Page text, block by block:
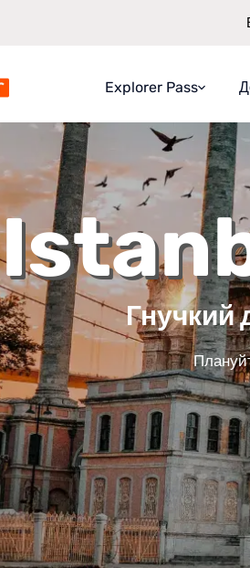
Explorer Pass
Про Explorer Pass
Що ви отримаєте
Як це працює
Гарантія
Гнучкий